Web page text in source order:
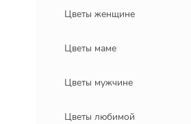
Цветы женщине
Цветы маме
Цветы мужчине
Цветы любимой